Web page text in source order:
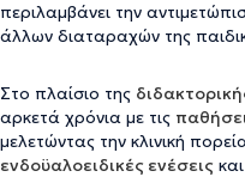
περιλαμβάνει την
άλλων διαταραχών της
Στο πλαίσιο της
αρκετά χρόνια με τις
μελετώντας την κλινική
ενδοϋαλοειδικές ενέσεις